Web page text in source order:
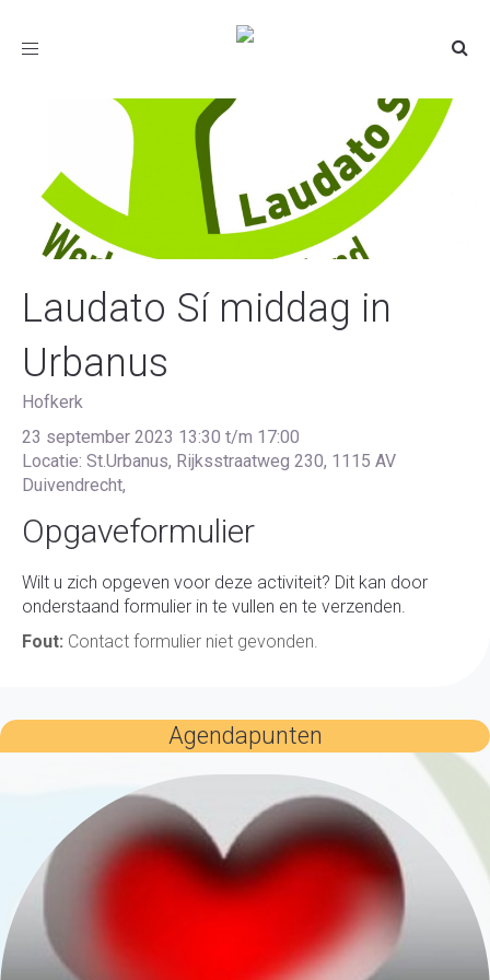
Toggle
Laudato Sí middag in
Urbanus
Hofkerk
23 september 2023 13:30 t/m 17:00
Locatie: St.Urbanus, Rijksstraatweg 230, 1115 AV
Duivendrecht,
Opgaveformulier
Wilt u zich opgeven voor deze activiteit? Dit kan door
onderstaand formulier in te vullen en te verzenden.
Fout: Contact formulier niet gevonden.
Agendapunten